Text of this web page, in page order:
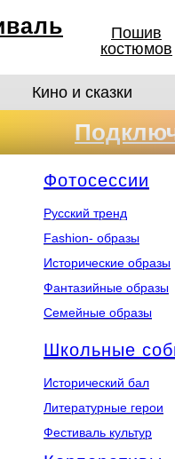
Пошив
костюмов
Кино и сказки
Фотосеcсии
Русский тренд
Fashion- образы
Исторические образы
Фантазийные образы
Семейные образы
Школьные
Исторический бал
Литературные герои
Фестиваль культур